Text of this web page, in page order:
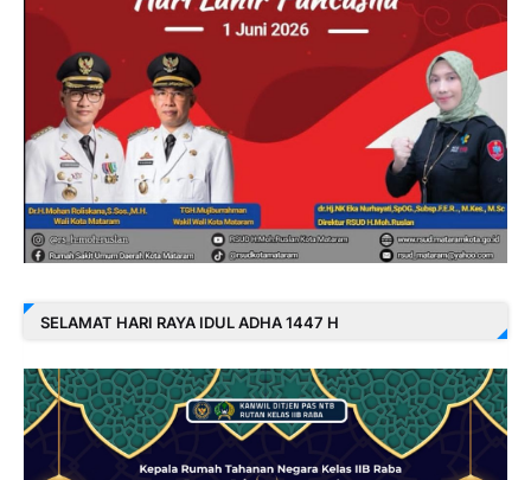
SELAMAT HARI RAYA IDUL ADHA 1447 H